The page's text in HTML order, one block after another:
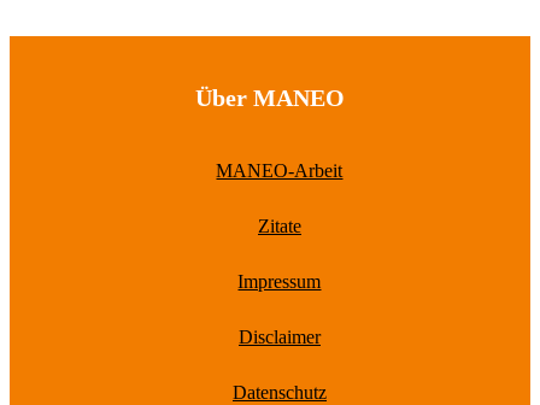
Über MANEO
MANEO-Arbeit
Zitate
Impressum
Disclaimer
Datenschutz